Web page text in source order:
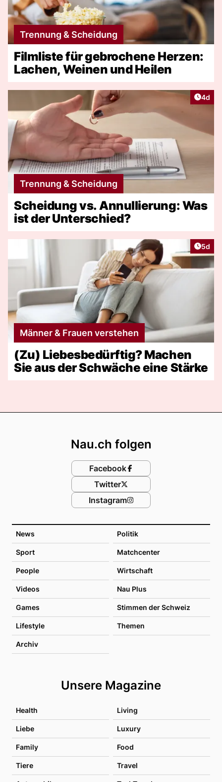
Trennung & Scheidung
Filmliste für gebrochene Herzen:
Lachen, Weinen und Heilen
4d
Trennung & Scheidung
Scheidung vs. Annullierung: Was
ist der Unterschied?
5d
Männer & Frauen verstehen
(Zu) Liebesbedürftig? Machen
Sie aus der Schwäche eine Stärke
News Politik
Sport Matchcenter
People Wirtschaft
Videos Nau Plus
Games Stimmen der Schweiz
Lifestyle Themen
Archiv
Unsere Magazine
Health Living
Liebe Luxury
Family Food
Tiere Travel
Nau.ch folgen
Facebook
Twitter
Instagram